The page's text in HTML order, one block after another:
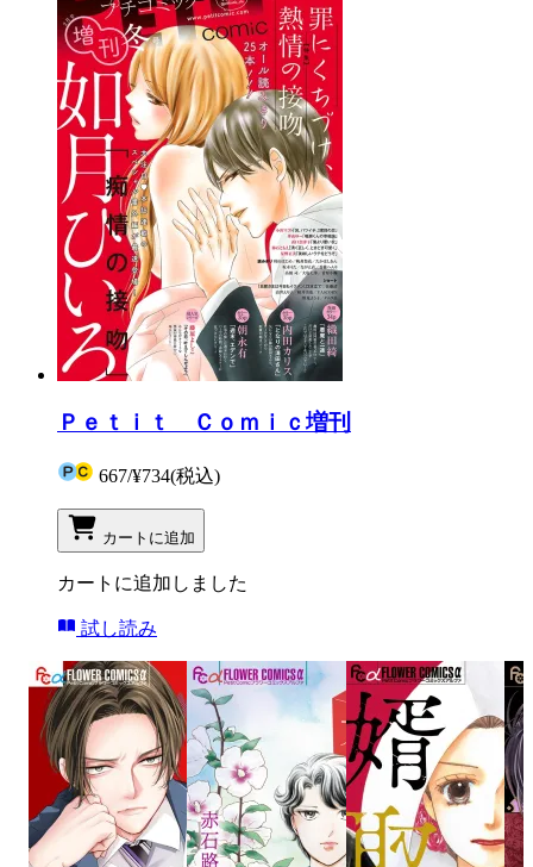
Ｐｅｔｉｔ Ｃｏｍｉｃ増刊
667/¥734(税込)
カートに追加
カートに追加しました
試し読み